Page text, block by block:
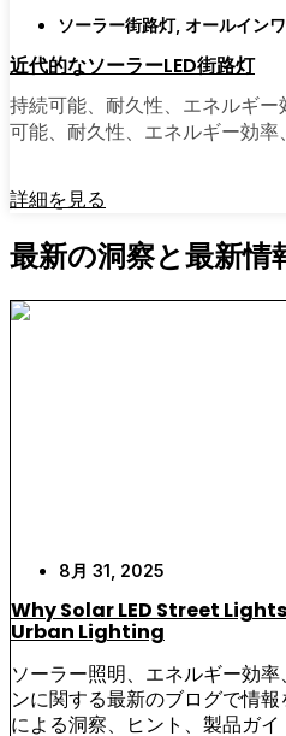
ソーラー街路灯, オールイン
近代的なソーラーLED街路灯
持続可能、耐久性、エネルギ
可能、耐久性、エネルギー効率
詳細を見る
最新の洞察と最新情
8月 31, 2025
Why Solar LED Street
Urban Lighting
ソーラー照明、エネルギー効
ンに関する最新のブログで情
による洞察、ヒント、製品ガ